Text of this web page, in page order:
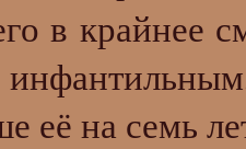
в крайнее
её на семь